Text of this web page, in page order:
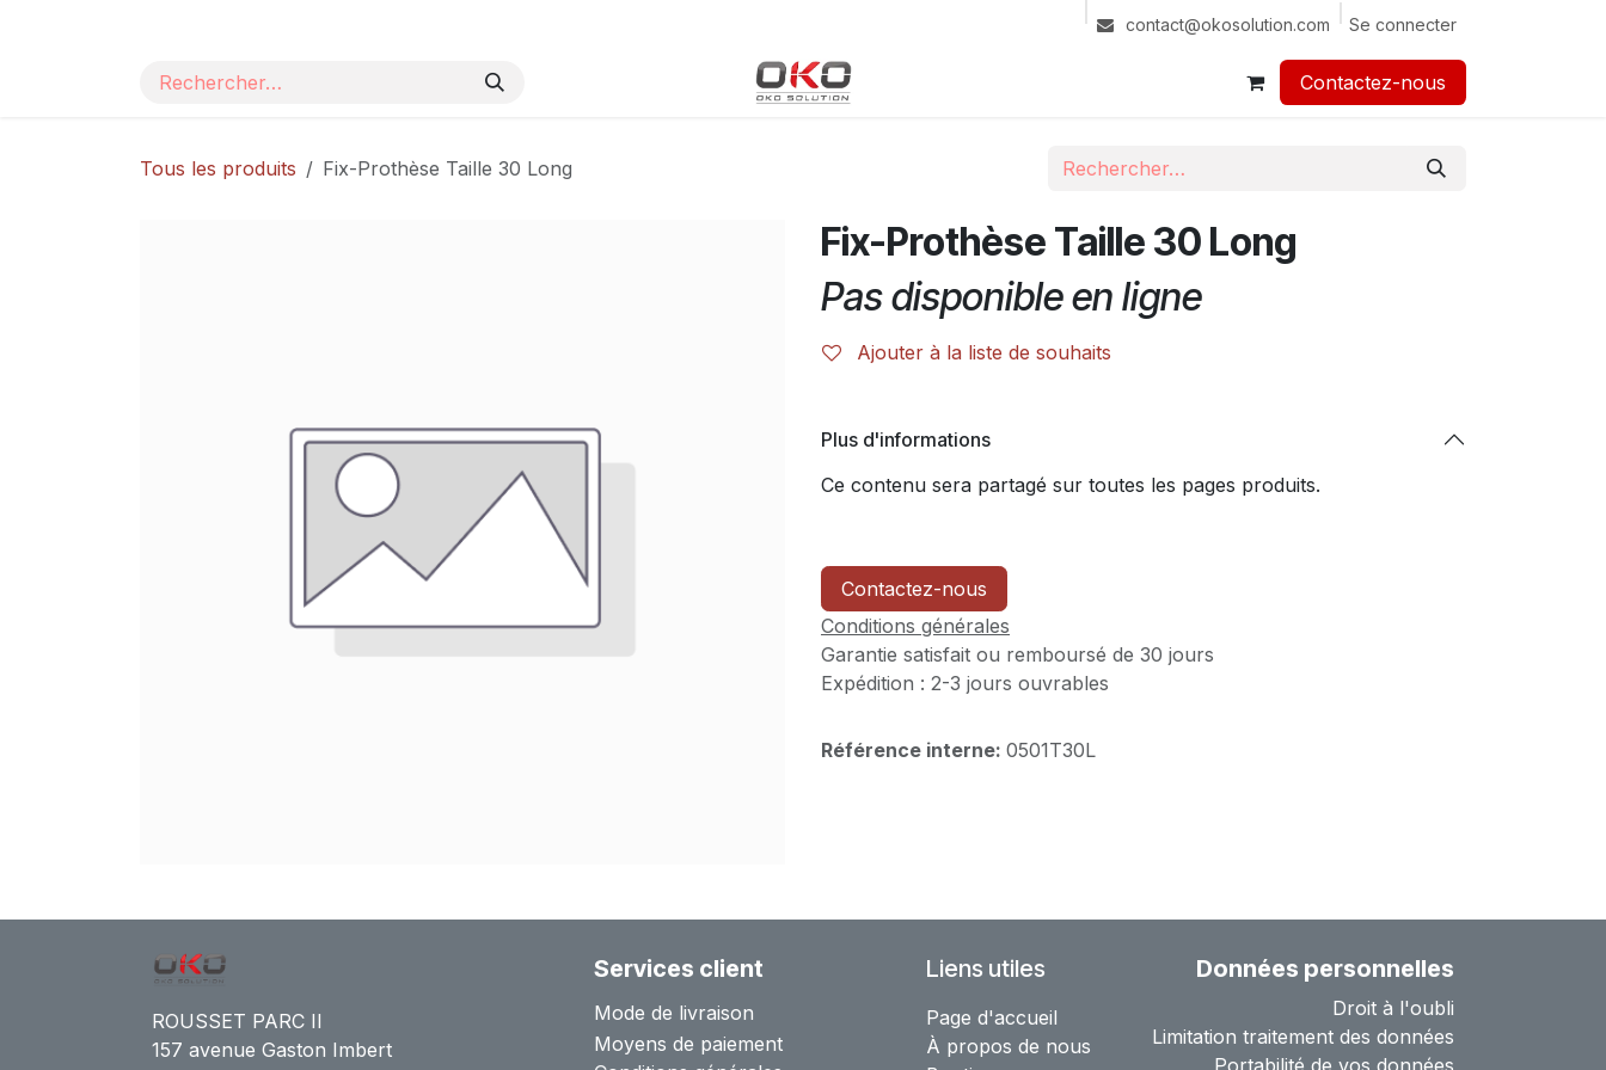
contact@okosolution.com Se connecter
Contactez-nous​​
Tous les produits Fix-Prothèse Taille 30 Long
Fix-Prothèse Taille 30 Long
Pas disponible en ligne
Ajouter à la liste de souhaits
Plus d'informations
Ce contenu sera partagé sur toutes les pages produits.
Contactez-nous
Conditions générales
Garantie satisfait ou remboursé de 30 jours
Expédition : 2-3 jours ouvrables
Référence interne: 0501T30L
ROUSSET PARC II
157 avenue Gaston Imbert
Données personnelles
Droit à l'oubli
Limitation traitement des données
Services client
Mode de livraison
Moyens de paiement
Liens utiles
Page d'accueil
À propos de nous